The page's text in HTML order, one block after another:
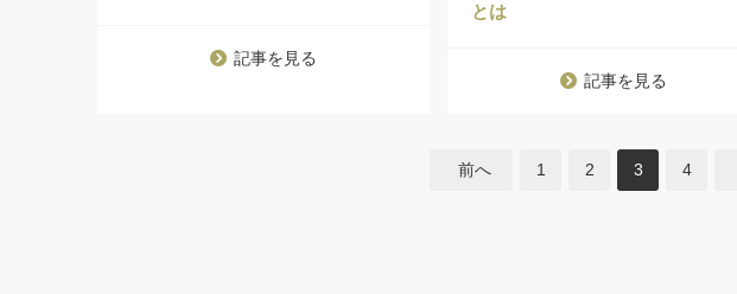
記事を見る
とは
記事を見る
前へ 1 2 3 4